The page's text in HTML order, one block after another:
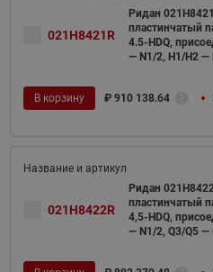
021H8421R
Ридан
пластинчатый
4.5-HDQ,
— N1/2, H1/H2 —
В корзину ₽ 910 138.64
021H8422R
Ридан
пластинчатый
4,5-HDQ,
— N1/2, Q3/Q5 —